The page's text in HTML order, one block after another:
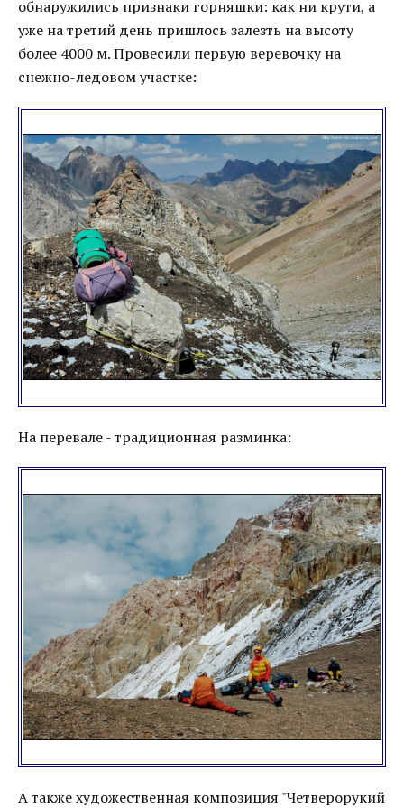
обнаружились признаки горняшки: как ни крути, а
уже на третий день пришлось залезть на высоту
более 4000 м. Провесили первую веревочку на
снежно-ледовом участке:
На перевале - традиционная разминка:
А также художественная композиция "Четверорукий